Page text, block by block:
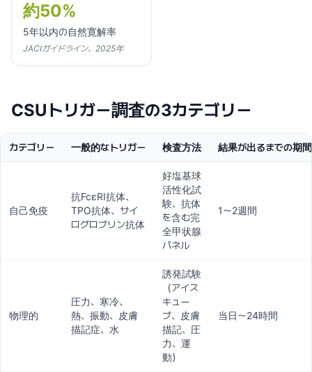
約50%
5年以内の自然寛解率
JACIガイドライン、2025年
CSUトリガー調査の3カテゴリー
カテゴリー 一般的なトリガー 検査方法 結果が出るまでの期間
自己免疫
抗FcεRI抗体、
TPO抗体、サイ
ログロブリン抗体
好塩基球
活性化試
験、抗体
を含む完
全甲状腺
パネル
1〜2週間
物理的
圧力、寒冷、
熱、振動、皮膚
描記症、水
誘発試験
（アイス
キュー
ブ、皮膚
描記、圧
力、運
動）
当日〜24時間